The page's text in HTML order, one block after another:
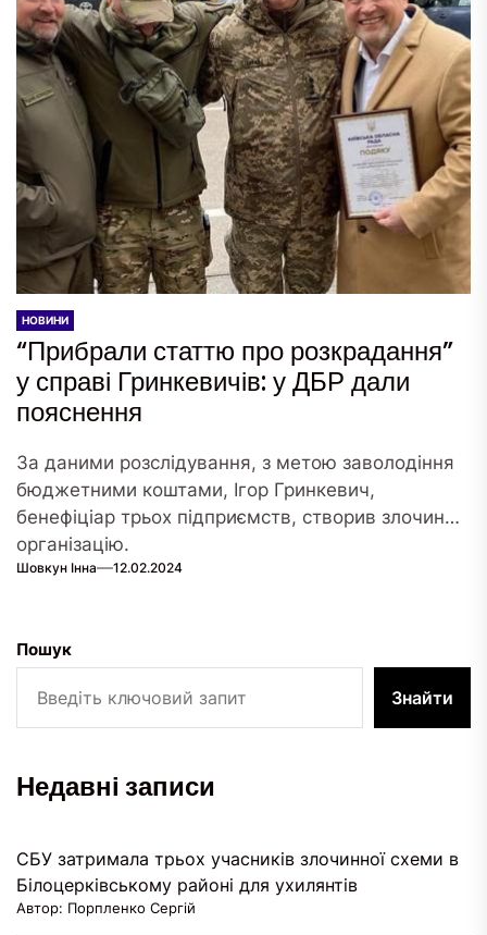
НОВИНИ
“Прибрали статтю про розкрадання”
у справі Гринкевичів: у ДБР дали
пояснення
За даними розслідування, з метою заволодіння
бюджетними коштами, Ігор Гринкевич,
бенефіціар трьох підприємств, створив злочинну
організацію.
Шовкун Інна 12.02.2024
Пошук
Знайти
Недавні записи
СБУ затримала трьох учасників злочинної схеми в
Білоцерківському районі для ухилянтів
Автор: Порпленко Сергій